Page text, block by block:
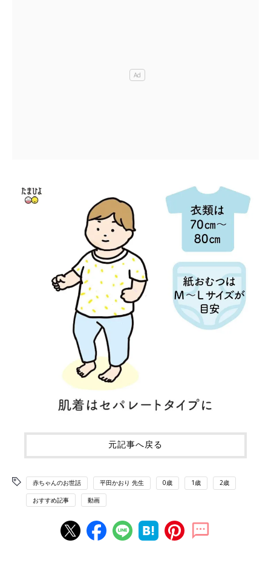
元記事へ戻る
赤ちゃんのお世話 平田かおり 先生 0歳 1歳 2歳
おすすめ記事 動画